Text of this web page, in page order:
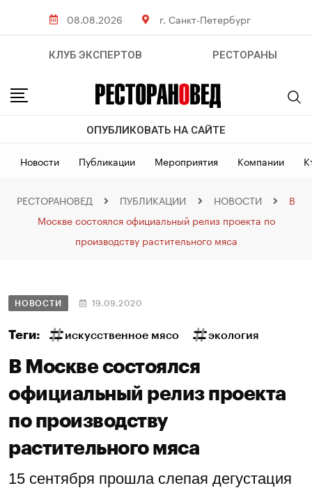
08.08.2026 г. Санкт-Петербург
КЛУБ ЭКСПЕРТОВ РЕСТОРАНЫ
ОПУБЛИКОВАТЬ НА САЙТЕ
Новости Публикации Мероприятия Компании
РЕСТОРАНОВЕД ПУБЛИКАЦИИ НОВОСТИ
В
Москве состоялся официальный релиз проекта по
производству растительного мяса
НОВОСТИ 19.09.2020
Теги: искусственное мясо экология
В Москве состоялся
официальный релиз проекта
по производству
растительного мяса
15 сентября прошла слепая дегустация